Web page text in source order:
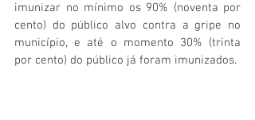
imunizar no mínimo os 90% (noventa por
cento) do público alvo contra a gripe no
município, e até o momento 30% (trinta
por cento) do público já foram imunizados.